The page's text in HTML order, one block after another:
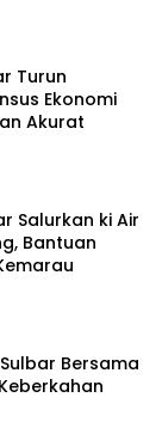
Turun
Ekonomi
Akurat
Salurkan ki Air
Bantuan
Bersama